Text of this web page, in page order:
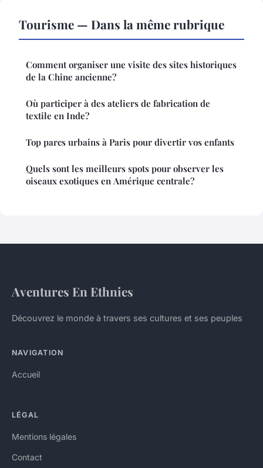
Tourisme — Dans la même rubrique
Comment organiser une visite des sites historiques
de la Chine ancienne?
Où participer à des ateliers de fabrication de
textile en Inde?
Top parcs urbains à Paris pour divertir vos enfants
Quels sont les meilleurs spots pour observer les
oiseaux exotiques en Amérique centrale?
Aventures En Ethnies
Découvrez le monde à travers ses cultures et ses peuples
NAVIGATION
Accueil
LÉGAL
Mentions légales
Contact